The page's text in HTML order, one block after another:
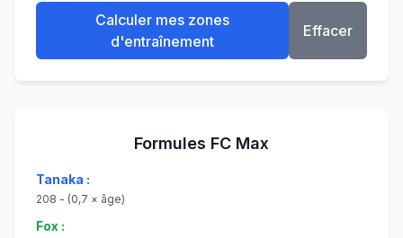
Calculer mes zones
d'entraînement
Effacer
Formules FC Max
Tanaka :
208 - (0,7 × âge)
Fox :